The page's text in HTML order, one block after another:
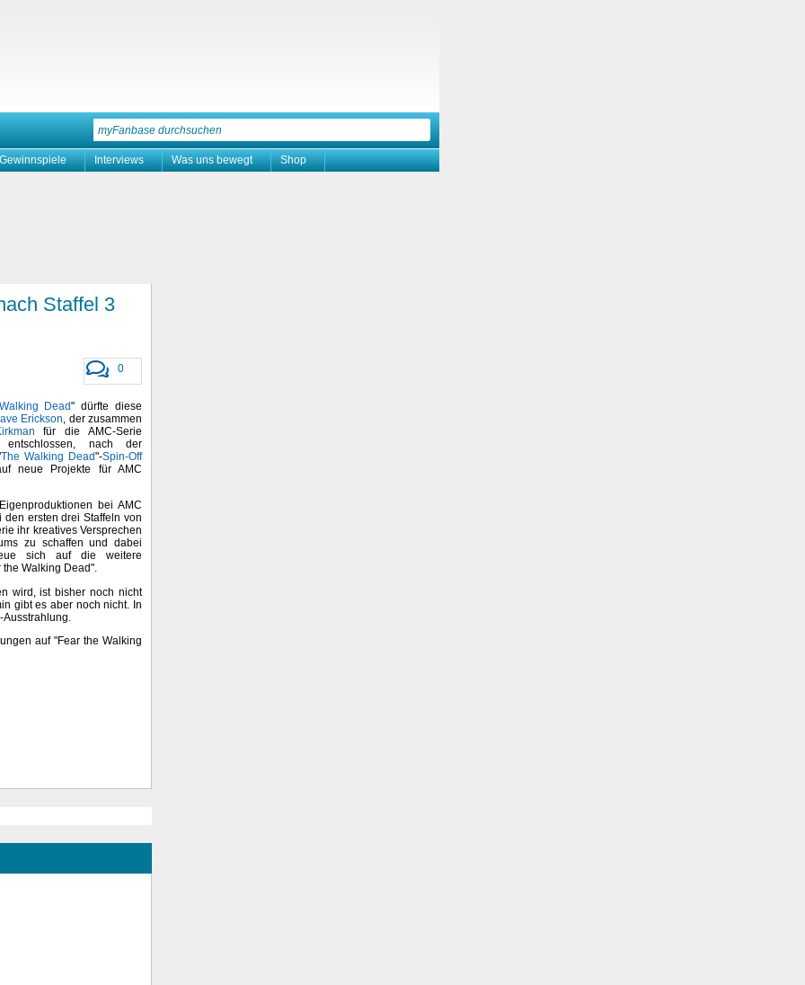
Gewinnspiele Interviews Was uns bewegt Shop
Staffel 3
0
Dead" dürfte diese
Erickson, der zusammen
für die AMC-Serie
nach der
The Walking Dead"-Spin-Off
neue Projekte für AMC
bei AMC
ersten drei Staffeln von
ihr kreatives Versprechen
zu schaffen und dabei
sich auf die weitere
the Walking Dead".
wird, ist bisher noch nicht
gibt es aber noch nicht. In
Ausstrahlung.
auf "Fear the Walking